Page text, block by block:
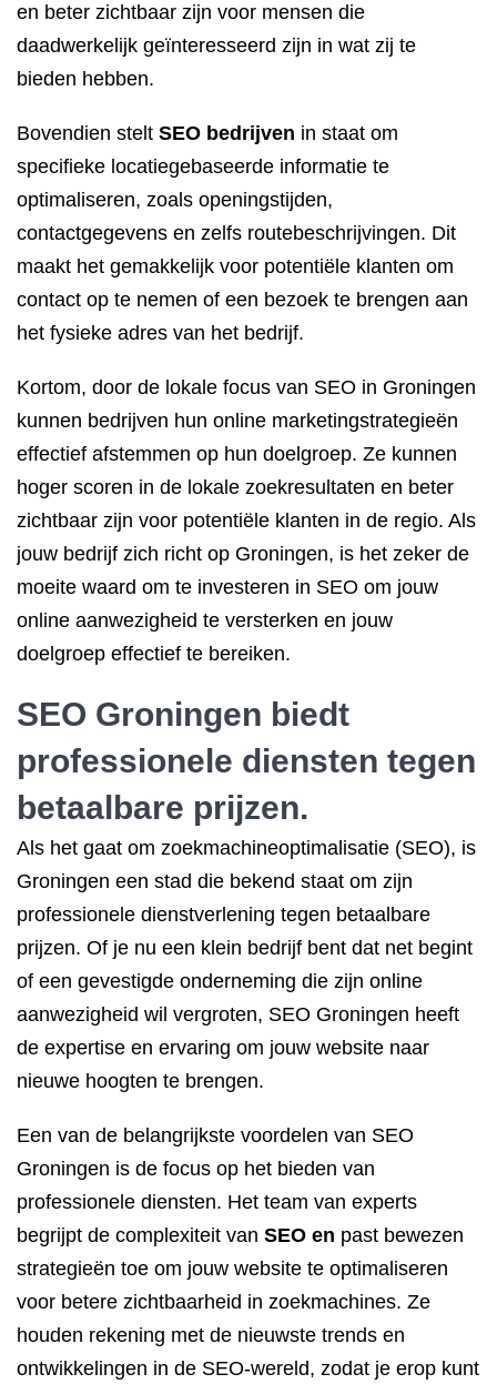
en beter zichtbaar zijn voor mensen die
daadwerkelijk geïnteresseerd zijn in wat zij te
bieden hebben.
Bovendien stelt SEO bedrijven in staat om
specifieke locatiegebaseerde informatie te
optimaliseren, zoals openingstijden,
contactgegevens en zelfs routebeschrijvingen. Dit
maakt het gemakkelijk voor potentiële klanten om
contact op te nemen of een bezoek te brengen aan
het fysieke adres van het bedrijf.
Kortom, door de lokale focus van SEO in Groningen
kunnen bedrijven hun online marketingstrategieën
effectief afstemmen op hun doelgroep. Ze kunnen
hoger scoren in de lokale zoekresultaten en beter
zichtbaar zijn voor potentiële klanten in de regio. Als
jouw bedrijf zich richt op Groningen, is het zeker de
moeite waard om te investeren in SEO om jouw
online aanwezigheid te versterken en jouw
doelgroep effectief te bereiken.
SEO Groningen biedt
professionele diensten tegen
betaalbare prijzen.
Als het gaat om zoekmachineoptimalisatie (SEO), is
Groningen een stad die bekend staat om zijn
professionele dienstverlening tegen betaalbare
prijzen. Of je nu een klein bedrijf bent dat net begint
of een gevestigde onderneming die zijn online
aanwezigheid wil vergroten, SEO Groningen heeft
de expertise en ervaring om jouw website naar
nieuwe hoogten te brengen.
Een van de belangrijkste voordelen van SEO
Groningen is de focus op het bieden van
professionele diensten. Het team van experts
begrijpt de complexiteit van SEO en past bewezen
strategieën toe om jouw website te optimaliseren
voor betere zichtbaarheid in zoekmachines. Ze
houden rekening met de nieuwste trends en
ontwikkelingen in de SEO-wereld, zodat je erop kunt